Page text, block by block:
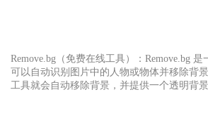
Remove.bg（免费在线工具）：Remove.bg 是
可以自动识别图片中的人物或物体并移除背
工具就会自动移除背景，并提供一个透明背景